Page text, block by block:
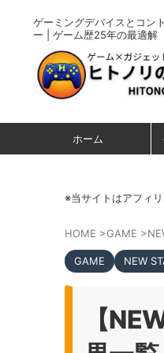
ゲーミングデバイスとコン
ー | ゲーム歴25年の最適解
ホーム
※当サイトはアフィ
HOME >GAME >
GAME NEW
【